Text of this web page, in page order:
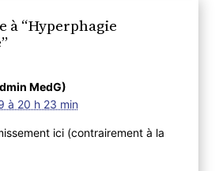
à “Hyperphagie
MedG)
à 20 h 23 min
ici (contrairement à la